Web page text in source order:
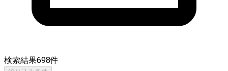
検索結果698件